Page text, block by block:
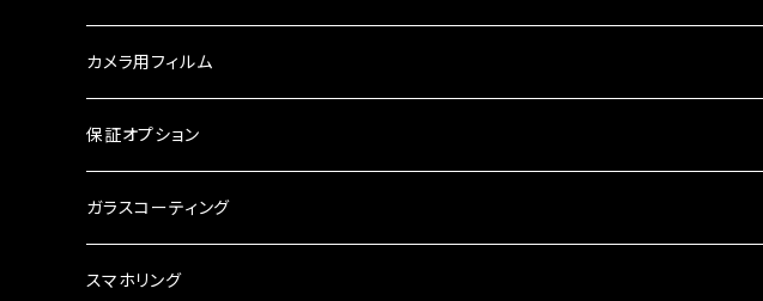
ケース・カバー
ケース
ガラスフィルム
ケース
ケース
AQUOS
ガラスフィルム
arrows
ガラスフィルム
シンプルスマホ
ガラスフィルム
らくらくスマホ
カメラ用フィルム
iPhone
iPhone17e
iPhone17ProMax
Android
保証オプション
ガラスコーティング
スマホリング